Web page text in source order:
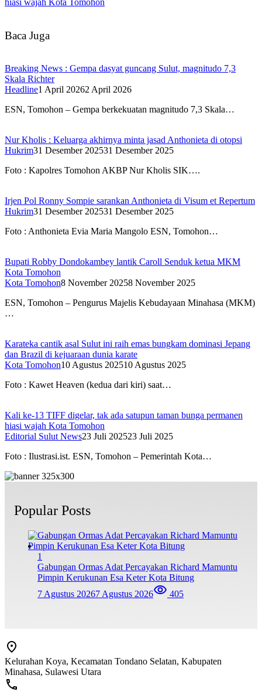
Baca Juga
Breaking News : Gempa dasyat guncang Sulut, magnitudo 7,3
Skala Richter
Headline1 April 20262 April 2026
ESN, Tomohon – Gempa berkekuatan magnitudo 7,3 Skala…
Nur Kholis : Keluarga akhirnya minta jasad Anthonieta di otopsi
Hukrim31 Desember 202531 Desember 2025
Foto : Kapolres Tomohon AKBP Nur Kholis SIK….
Irjen Pol Ronny Sompie sarankan Anthonieta di Visum et Repertum
Hukrim31 Desember 202531 Desember 2025
Foto : Anthonieta Evia Maria Mangolo ESN, Tomohon…
Bupati Robby Dondokambey lantik Caroll Senduk ketua MKM
Kota Tomohon
Kota Tomohon8 November 20258 November 2025
ESN, Tomohon – Pengurus Majelis Kebudayaan Minahasa (MKM)
…
Karateka cantik asal Sulut ini raih emas bungkam dominasi Jepang
dan Brazil di kejuaraan dunia karate
Kota Tomohon10 Agustus 202510 Agustus 2025
Foto : Kawet Heaven (kedua dari kiri) saat…
Kali ke-13 TIFF digelar, tak ada satupun taman bunga permanen
hiasi wajah Kota Tomohon
Editorial Sulut News23 Juli 202523 Juli 2025
Foto : Ilustrasi.ist. ESN, Tomohon – Pemerintah Kota…
Popular Posts
1
Gabungan Ormas Adat Percayakan Richard Mamuntu
Pimpin Kerukunan Esa Keter Kota Bitung
7 Agustus 20267 Agustus 2026 405
Kelurahan Koya, Kecamatan Tondano Selatan, Kabupaten
Minahasa, Sulawesi Utara